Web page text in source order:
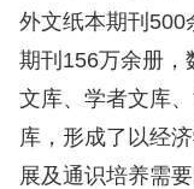
外文纸本期刊500
期刊156万余册，
文库、学者文库
库，形成了以经
展及通识培养需